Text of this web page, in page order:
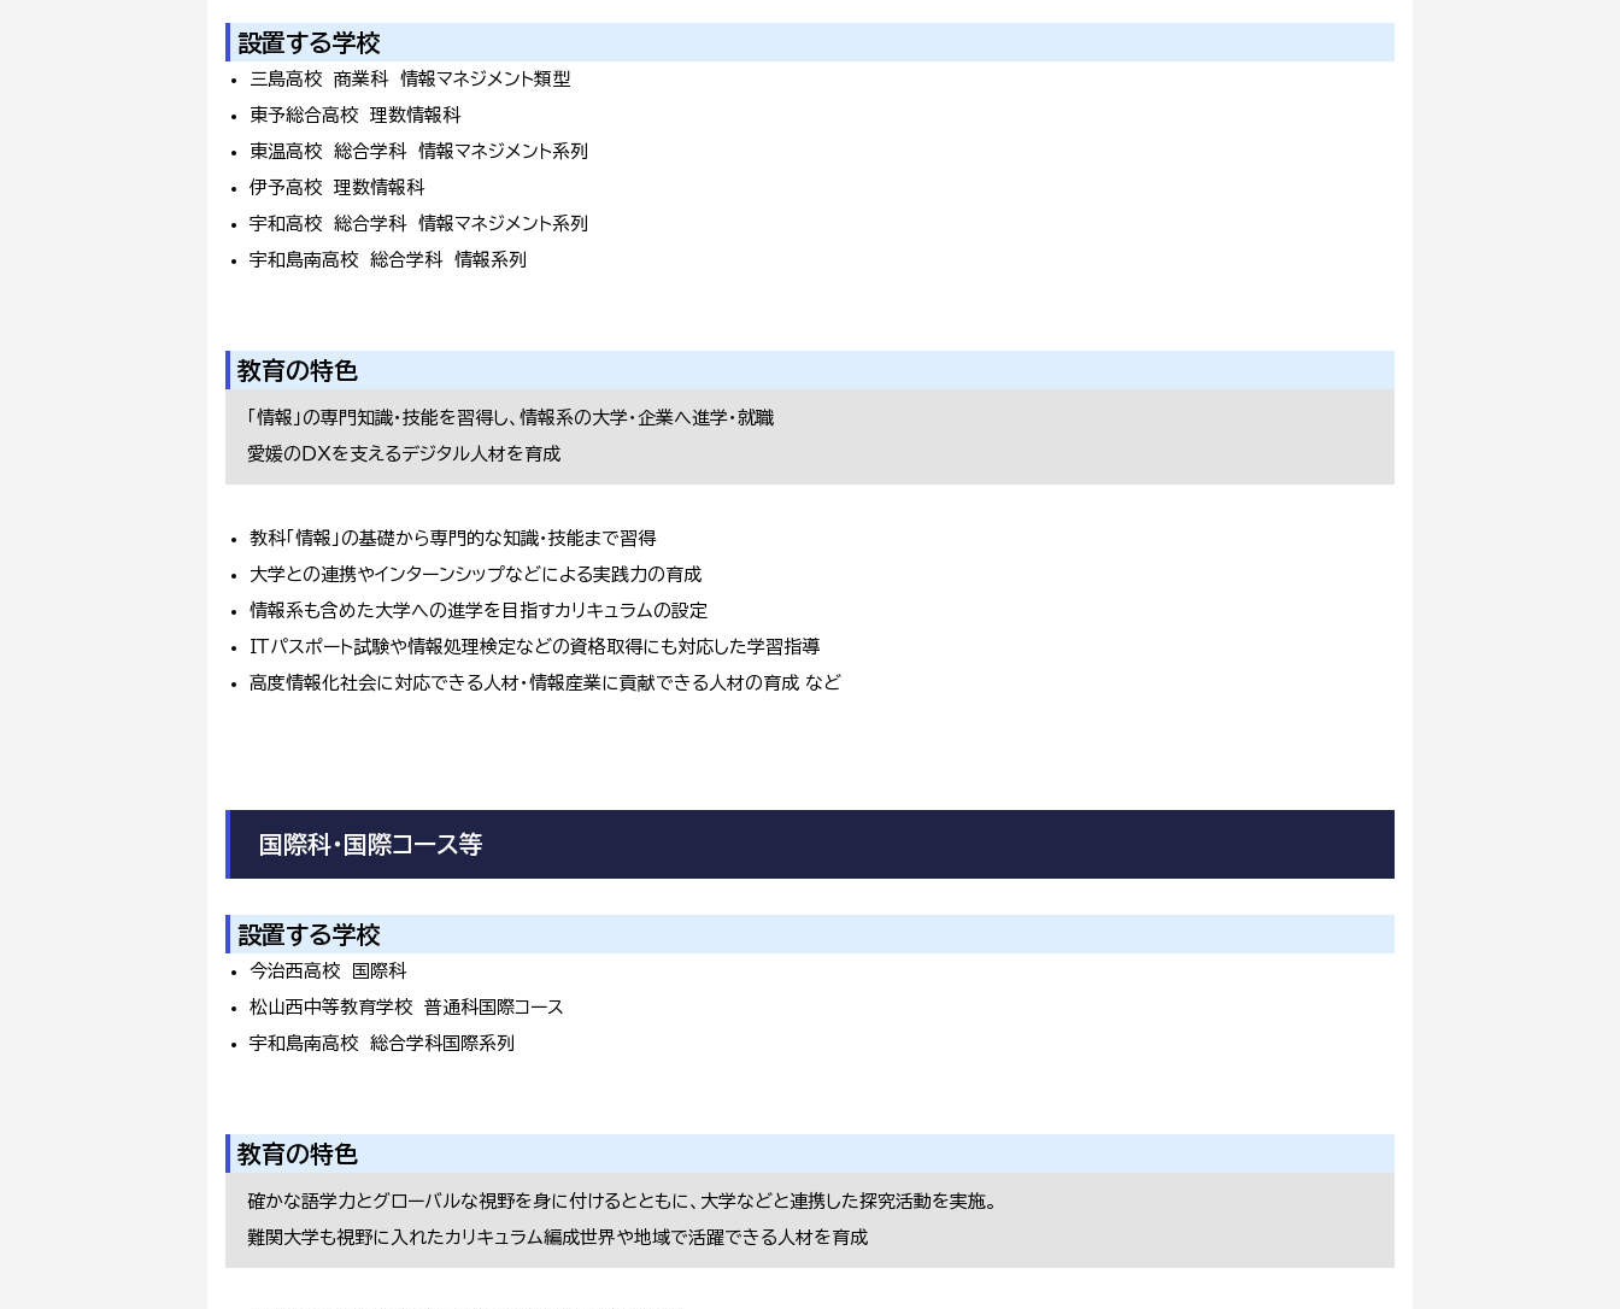
設置する学校
三島高校 商業科 情報マネジメント類型
東予総合高校 理数情報科
東温高校 総合学科 情報マネジメント系列
伊予高校 理数情報科
宇和高校 総合学科 情報マネジメント系列
宇和島南高校 総合学科 情報系列
教育の特色
「情報」の専門知識・技能を習得し、情報系の大学・企業へ進学・就職
愛媛のＤＸを支えるデジタル人材を育成
教科「情報」の基礎から専門的な知識・技能まで習得
大学との連携やインターンシップなどによる実践力の育成
情報系も含めた大学への進学を目指すカリキュラムの設定
ＩＴパスポート試験や情報処理検定などの資格取得にも対応した学習指導
高度情報化社会に対応できる人材・情報産業に貢献できる人材の育成 など
国際科・国際コース等
設置する学校
今治西高校 国際科
松山西中等教育学校 普通科国際コース
宇和島南高校 総合学科国際系列
教育の特色
確かな語学力とグローバルな視野を身に付けるとともに、大学などと連携した探究活動を実施。
難関大学も視野に入れたカリキュラム編成世界や地域で活躍できる人材を育成